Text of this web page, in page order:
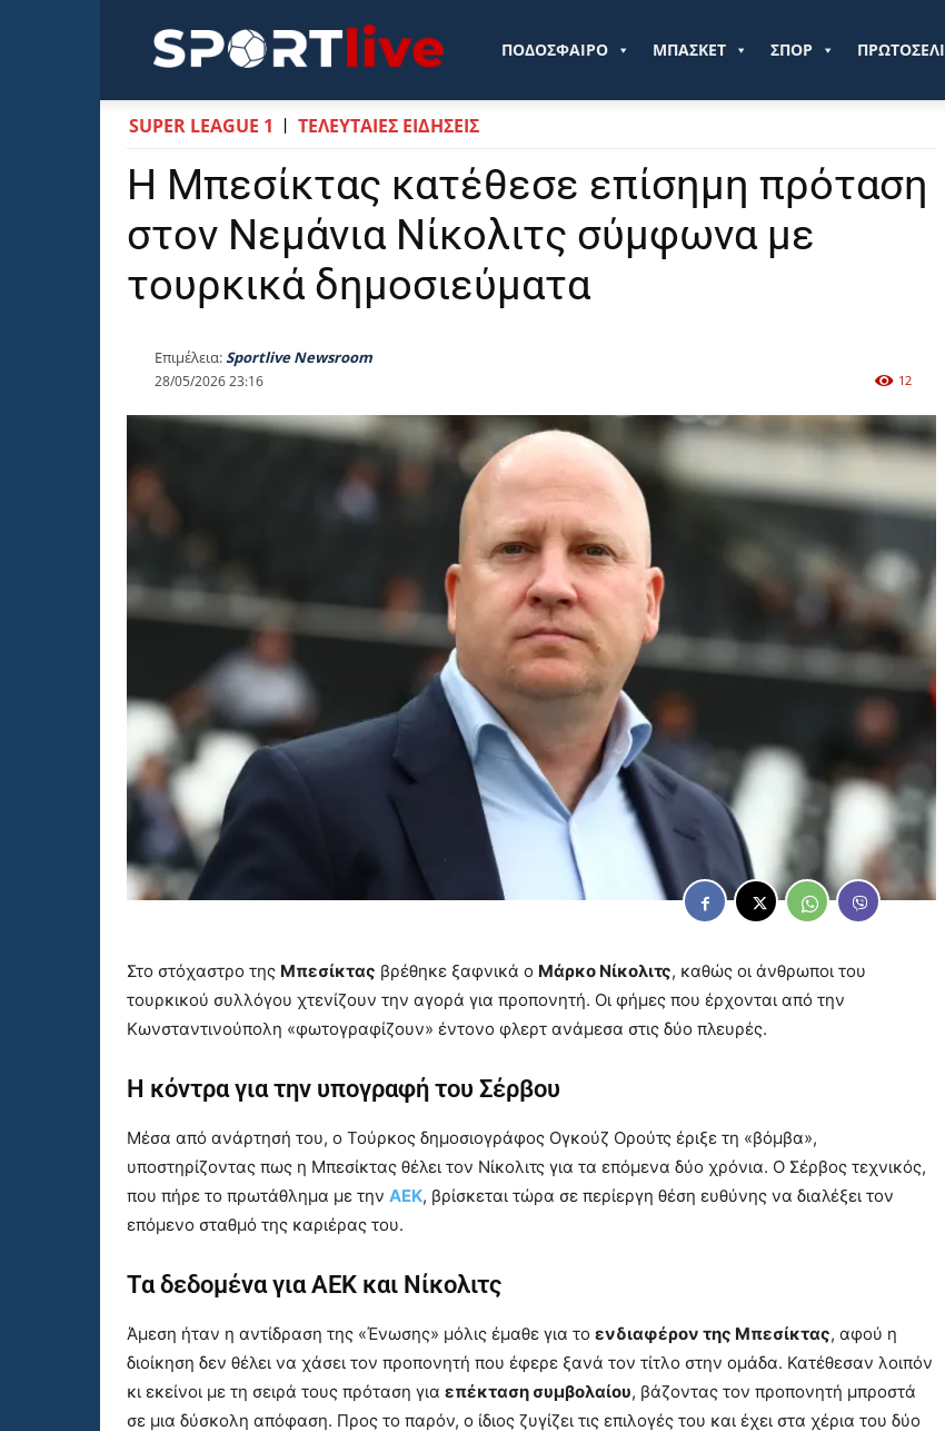
Sportlive.grΠΟΔΟΣΦΑΙΡΟ ΜΠΑΣΚΕΤ ΣΠΟΡ
SUPER LEAGUE 1 ΤΕΛΕΥΤΑΙΕΣ ΕΙΔΗΣΕΙΣ
Η Μπεσίκτας κατέθεσε επίσημη πρόταση
στον Νεμάνια Νίκολιτς σύμφωνα με
τουρκικά δημοσιεύματα
Επιμέλεια:Sportlive Newsroom
28/05/2026 23:16 12
Στο στόχαστρο της Μπεσίκτας βρέθηκε ξαφνικά ο Μάρκο Νίκολιτς, καθώς οι άνθρωποι του
τουρκικού συλλόγου χτενίζουν την αγορά για προπονητή. Οι φήμες που έρχονται από την
Κωνσταντινούπολη «φωτογραφίζουν» έντονο φλερτ ανάμεσα στις δύο πλευρές.
Η κόντρα για την υπογραφή του Σέρβου
Μέσα από ανάρτησή του, ο Τούρκος δημοσιογράφος Ογκούζ Ορούτς έριξε τη «βόμβα»,
υποστηρίζοντας πως η Μπεσίκτας θέλει τον Νίκολιτς για τα επόμενα δύο χρόνια. Ο Σέρβος τεχνικός,
που πήρε το πρωτάθλημα με την ΑΕΚ, βρίσκεται τώρα σε περίεργη θέση ευθύνης να διαλέξει τον
επόμενο σταθμό της καριέρας του.
Τα δεδομένα για ΑΕΚ και Νίκολιτς
Άμεση ήταν η αντίδραση της «Ένωσης» μόλις έμαθε για το ενδιαφέρον της Μπεσίκτας, αφού η
διοίκηση δεν θέλει να χάσει τον προπονητή που έφερε ξανά τον τίτλο στην ομάδα. Κατέθεσαν λοιπόν
κι εκείνοι με τη σειρά τους πρόταση για επέκταση συμβολαίου, βάζοντας τον προπονητή μπροστά
σε μια δύσκολη απόφαση. Προς το παρόν, ο ίδιος ζυγίζει τις επιλογές του και έχει στα χέρια του δύο